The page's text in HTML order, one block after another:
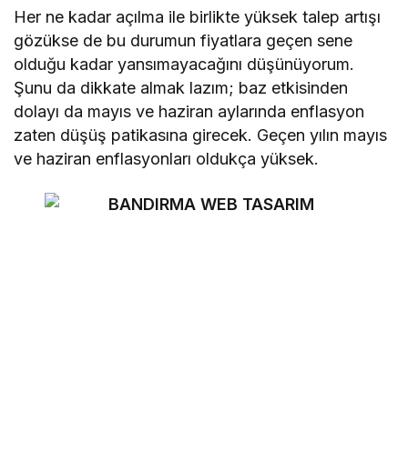
Her ne kadar açılma ile birlikte yüksek talep artışı
gözükse de bu durumun fiyatlara geçen sene
olduğu kadar yansımayacağını düşünüyorum.
Şunu da dikkate almak lazım; baz etkisinden
dolayı da mayıs ve haziran aylarında enflasyon
zaten düşüş patikasına girecek. Geçen yılın mayıs
ve haziran enflasyonları oldukça yüksek.